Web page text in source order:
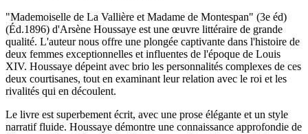
"Mademoiselle de La Vallière et Madame de Montespan" (3e éd)
(Éd.1896) d'Arsène Houssaye est une œuvre littéraire de grande
qualité. L'auteur nous offre une plongée captivante dans l'histoire de
deux femmes exceptionnelles et influentes de l'époque de Louis
XIV. Houssaye dépeint avec brio les personnalités complexes de ces
deux courtisanes, tout en examinant leur relation avec le roi et les
rivalités qui en découlent.
Le livre est superbement écrit, avec une prose élégante et un style
narratif fluide. Houssaye démontre une connaissance approfondie de